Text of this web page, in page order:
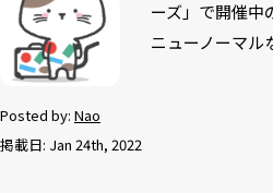
Posted by: Nao
掲載日: Jan 24th, 2022
ーズ」で開催中
ニューノーマル